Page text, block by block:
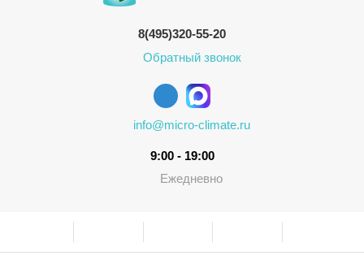
8(495)320-55-20
Обратный звонок
info@micro-climate.ru
9:00 - 19:00
Ежедневно